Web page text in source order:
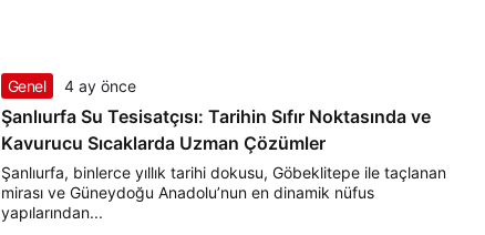
Genel 4 ay önce
Şanlıurfa Su Tesisatçısı: Tarihin Sıfır Noktasında ve
Kavurucu Sıcaklarda Uzman Çözümler
Şanlıurfa, binlerce yıllık tarihi dokusu, Göbeklitepe ile taçlanan
mirası ve Güneydoğu Anadolu’nun en dinamik nüfus
yapılarından...